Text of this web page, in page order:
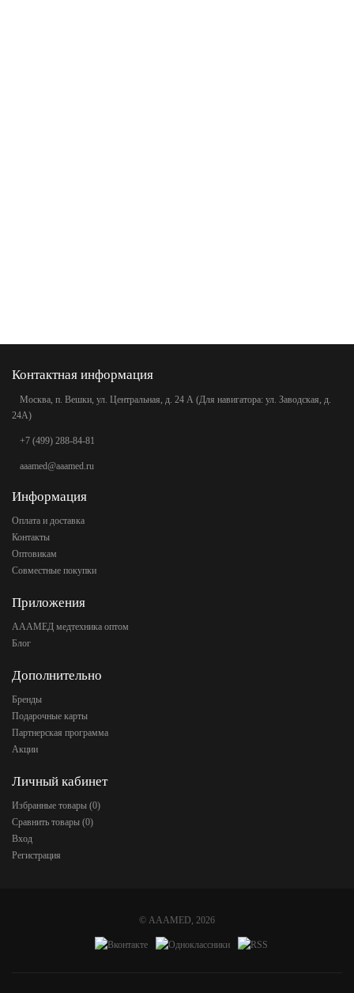
Контактная информация
Москва, п. Вешки, ул. Центральная, д. 24 А (Для навигатора: ул. Заводская, д.
24А)
+7 (499) 288-84-81
aaamed@aaamed.ru
Информация
Оплата и доставка
Контакты
Оптовикам
Совместные покупки
Приложения
АААМЕД медтехника оптом
Блог
Дополнительно
Бренды
Подарочные карты
Партнерская программа
Акции
Личный кабинет
Избранные товары (0)
Сравнить товары (0)
Вход
Регистрация
© AAAMED, 2026